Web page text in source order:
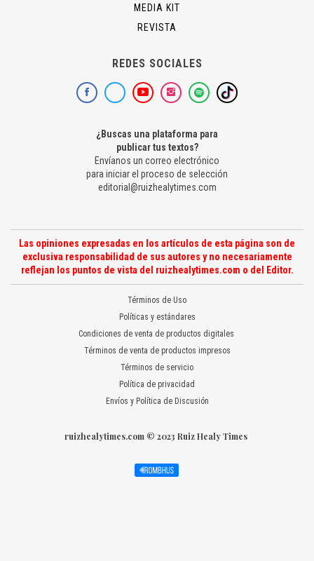
MEDIA KIT
REVISTA
REDES SOCIALES
¿Buscas una plataforma para
publicar tus textos?
Envíanos un correo electrónico
para iniciar el proceso de selección
editorial@ruizhealytimes.com
Las opiniones expresadas en los artículos de esta página son de
exclusiva responsabilidad de sus autores y no necesariamente
reflejan los puntos de vista del ruizhealytimes.com o del Editor.
Términos de Uso
Políticas y estándares
Condiciones de venta de productos digitales
Términos de venta de productos impresos
Términos de servicio
Política de privacidad
Envíos y Política de Discusión
ruizhealytimes.com © 2023 Ruiz Healy Times